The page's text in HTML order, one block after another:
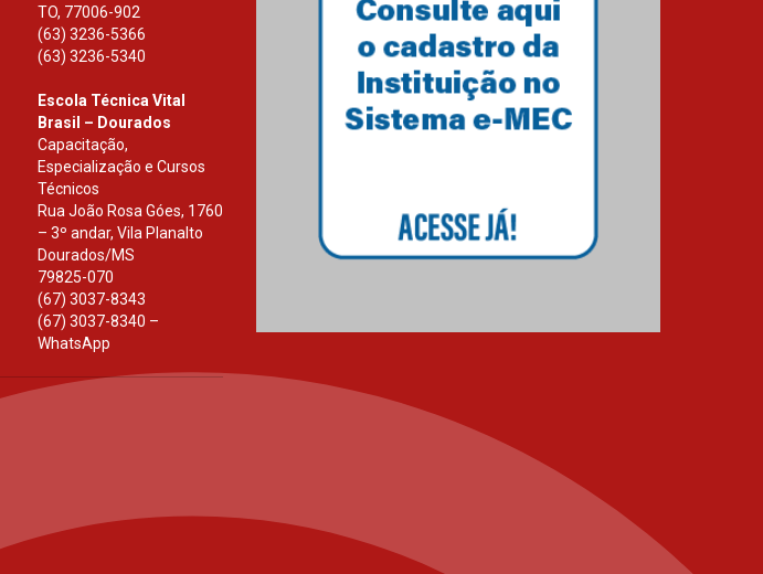
TO, 77006-902
(63) 3236-5366
(63) 3236-5340
Escola Técnica Vital
Brasil – Dourados
Capacitação,
Especialização e Cursos
Técnicos
Rua João Rosa Góes, 1760
– 3º andar, Vila Planalto
Dourados/MS
79825-070
(67) 3037-8343
(67) 3037-8340 –
WhatsApp